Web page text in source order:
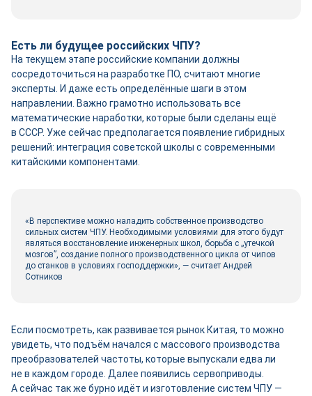
Есть ли будущее российских ЧПУ?
На текущем этапе российские компании должны
сосредоточиться на разработке ПО, считают многие
эксперты. И даже есть определённые шаги в этом
направлении. Важно грамотно использовать все
математические наработки, которые были сделаны ещё
в СССР. Уже сейчас предполагается появление гибридных
решений: интеграция советской школы с современными
китайскими компонентами.
«В перспективе можно наладить собственное производство
сильных систем ЧПУ. Необходимыми условиями для этого будут
являться восстановление инженерных школ, борьба с „утечкой
мозгов”, создание полного производственного цикла от чипов
до станков в условиях господдержки», — считает Андрей
Сотников
Если посмотреть, как развивается рынок Китая, то можно
увидеть, что подъём начался с массового производства
преобразователей частоты, которые выпускали едва ли
не в каждом городе. Далее появились сервоприводы.
А сейчас так же бурно идёт и изготовление систем ЧПУ —